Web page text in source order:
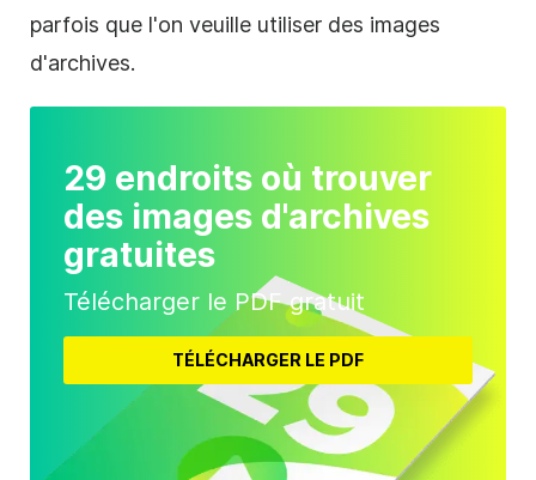
parfois que l'on veuille utiliser des images
d'archives.
29 endroits où trouver
des images d'archives
gratuites
Télécharger le PDF gratuit
TÉLÉCHARGER LE PDF